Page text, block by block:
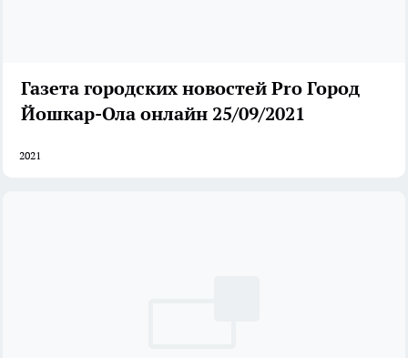
Газета городских новостей Pro Город
Йошкар-Ола онлайн 25/09/2021
2021